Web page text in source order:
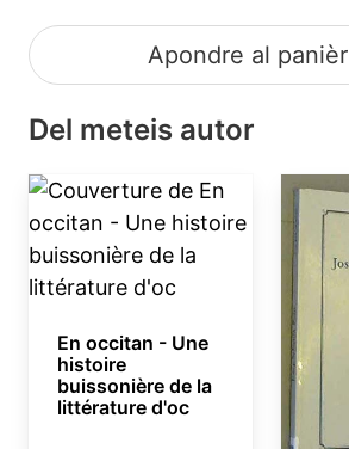
Apondre al panièr
Del meteis autor
En occitan - Une
histoire
buissonière de la
littérature d'oc